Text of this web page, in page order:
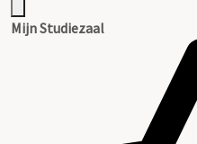
Mijn Studiezaal